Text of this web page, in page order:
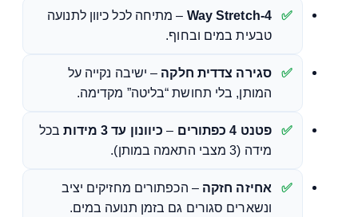
4-Way Stretch
– מתיחה לכל כיוון לתנועה
טבעית במים ובחוף.
סגירה צדדית חלקה – ישיבה נקייה על
המותן, בלי תחושת “בליטה” מקדימה.
פטנט 4 כפתורים – כיוונון עד 3 מידות
בכל
מידה (3 מצבי התאמה במותן).
אחיזה חזקה – הכפתורים מחזיקים יציב
ונשארים סגורים גם בזמן תנועה במים.